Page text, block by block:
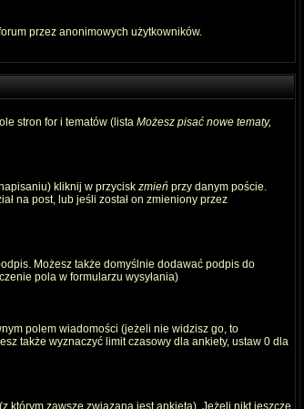
przez anonimowych użytkowników.
stron for i tematów (lista Możesz pisać nowe tematy,
kliknij w przycisk zmień przy danym poście.
na post, lub jeśli został on zmieniony przez
Możesz także domyślnie dodawać podpis do
pola w formularzu wysyłania)
polem wiadomości (jeżeli nie widzisz go, to
także wyznaczyć limit czasowy dla ankiety, ustaw 0 dla
którym zawsze związana jest ankieta). Jeżeli nikt jeszcze